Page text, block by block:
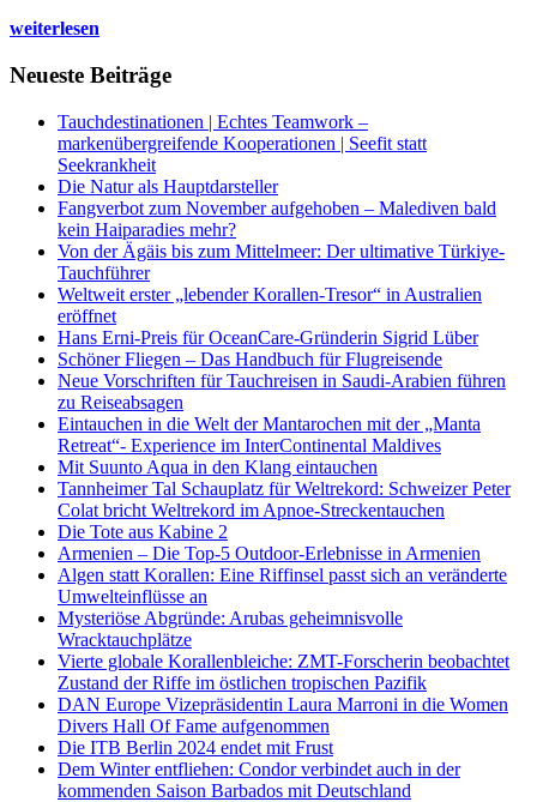
weiterlesen
Neueste Beiträge
Tauchdestinationen | Echtes Teamwork –
markenübergreifende Kooperationen | Seefit statt
Seekrankheit
Die Natur als Hauptdarsteller
Fangverbot zum November aufgehoben – Malediven bald
kein Haiparadies mehr?
Von der Ägäis bis zum Mittelmeer: Der ultimative Türkiye-
Tauchführer
Weltweit erster „lebender Korallen-Tresor“ in Australien
eröffnet
Hans Erni-Preis für OceanCare-Gründerin Sigrid Lüber
Schöner Fliegen – Das Handbuch für Flugreisende
Neue Vorschriften für Tauchreisen in Saudi-Arabien führen
zu Reiseabsagen
Eintauchen in die Welt der Mantarochen mit der „Manta
Retreat“- Experience im InterContinental Maldives
Mit Suunto Aqua in den Klang eintauchen
Tannheimer Tal Schauplatz für Weltrekord: Schweizer Peter
Colat bricht Weltrekord im Apnoe-Streckentauchen
Die Tote aus Kabine 2
Armenien – Die Top-5 Outdoor-Erlebnisse in Armenien
Algen statt Korallen: Eine Riffinsel passt sich an veränderte
Umwelteinflüsse an
Mysteriöse Abgründe: Arubas geheimnisvolle
Wracktauchplätze
Vierte globale Korallenbleiche: ZMT-Forscherin beobachtet
Zustand der Riffe im östlichen tropischen Pazifik
DAN Europe Vizepräsidentin Laura Marroni in die Women
Divers Hall Of Fame aufgenommen
Die ITB Berlin 2024 endet mit Frust
Dem Winter entfliehen: Condor verbindet auch in der
kommenden Saison Barbados mit Deutschland